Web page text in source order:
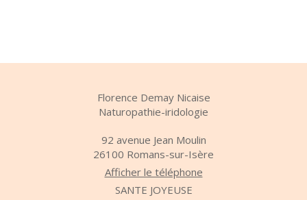
Florence Demay Nicaise
Naturopathie-iridologie
92 avenue Jean Moulin
26100 Romans-sur-Isère
Afficher le téléphone
SANTE JOYEUSE